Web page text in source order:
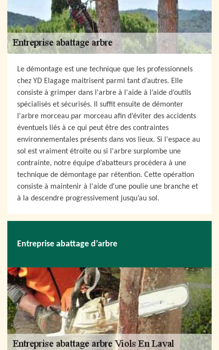
Le démontage est une technique que les professionnels
chez YD Elagage maitrisent parmi tant d’autres. Elle
consiste à grimper dans l'arbre à l'aide à l’aide d’outils
spécialisés et sécurisés. Il suffit ensuite de démonter
l'arbre morceau par morceau afin d’éviter des accidents
éventuels liés à ce qui peut être des contraintes
environnementales présents dans vos lieux. Si l'espace au
sol est vraiment étroite ou si l'arbre surplombe une
contrainte, notre équipe d’abatteurs procèdera à une
technique de démontage par rétention. Cette opération
consiste à maintenir à l'aide d'une poulie une branche et
à la descendre progressivement jusqu’au sol.
Entreprise abattage d’arbre